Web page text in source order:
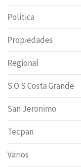
Politica
Propiedades
Regional
S.O.S Costa Grande
San Jeronimo
Tecpan
Varios